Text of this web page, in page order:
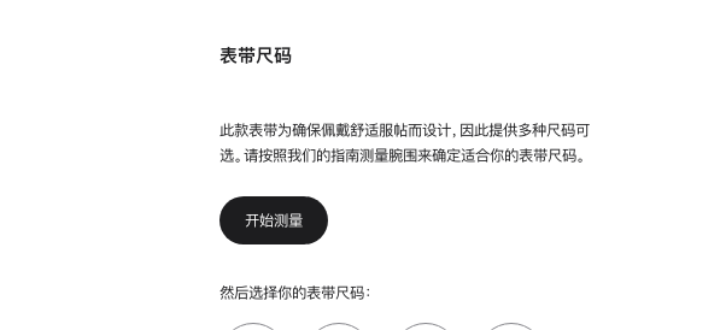
表带尺码
此款表带为确保佩戴舒适服帖而设计，因此提供多种尺码可
选。请按照我们的指南测量腕围来确定适合你的表带尺码。
开始测量
然后选择你的表带尺码：